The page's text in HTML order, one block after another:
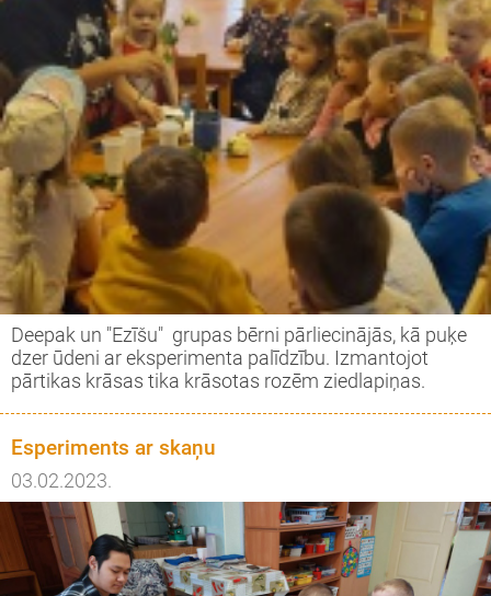
Deepak un "Ezīšu" grupas bērni pārliecinājās, kā puķe
dzer ūdeni ar eksperimenta palīdzību. Izmantojot
pārtikas krāsas tika krāsotas rozēm ziedlapiņas.
Esperiments ar skaņu
03.02.2023.